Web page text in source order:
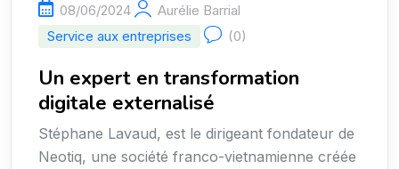
08/06/2024
Aurélie Barrial
Service aux entreprises
(0)
Un expert en transformation
digitale externalisé
Stéphane Lavaud, est le dirigeant fondateur de
Neotiq, une société franco-vietnamienne créée